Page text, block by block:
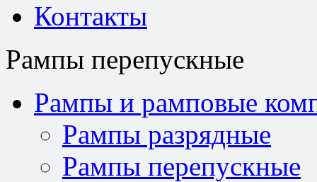
Контакты
Рампы перепускные
Рампы и рамповые
Рампы разрядные
Рампы перепускные